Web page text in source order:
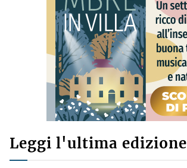
Leggi l'ultima edizione